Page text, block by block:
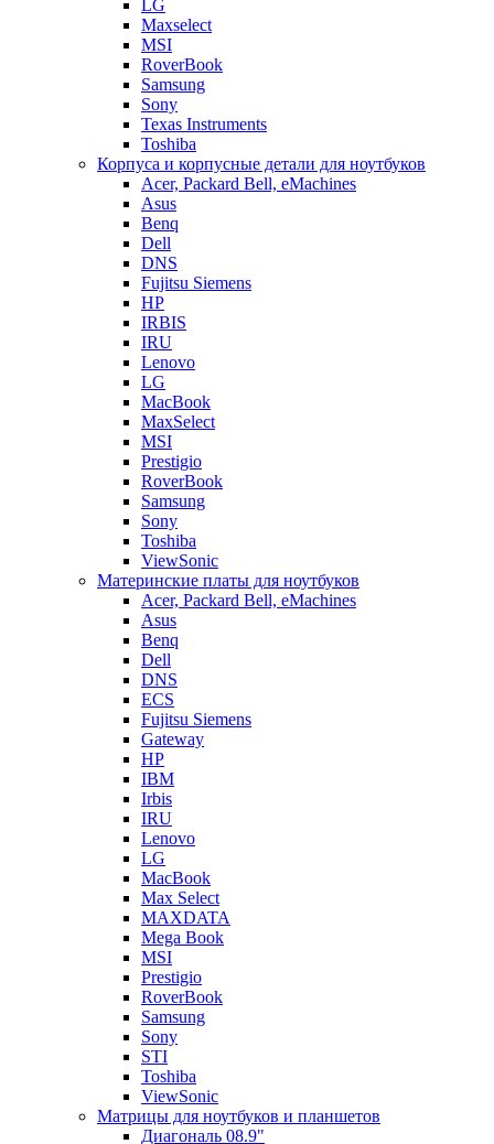
LG
Maxselect
MSI
RoverBook
Samsung
Sony
Texas Instruments
Toshiba
Корпуса и корпусные детали для ноутбуков
Acer, Packard Bell, eMachines
Asus
Benq
Dell
DNS
Fujitsu Siemens
HP
IRBIS
IRU
Lenovo
LG
MacBook
MaxSelect
MSI
Prestigio
RoverBook
Samsung
Sony
Toshiba
ViewSonic
Материнские платы для ноутбуков
Acer, Packard Bell, eMachines
Asus
Benq
Dell
DNS
ECS
Fujitsu Siemens
Gateway
HP
IBM
Irbis
IRU
Lenovo
LG
MacBook
Max Select
MAXDATA
Mega Book
MSI
Prestigio
RoverBook
Samsung
Sony
STI
Toshiba
ViewSonic
Матрицы для ноутбуков и планшетов
Диагональ 08.9"